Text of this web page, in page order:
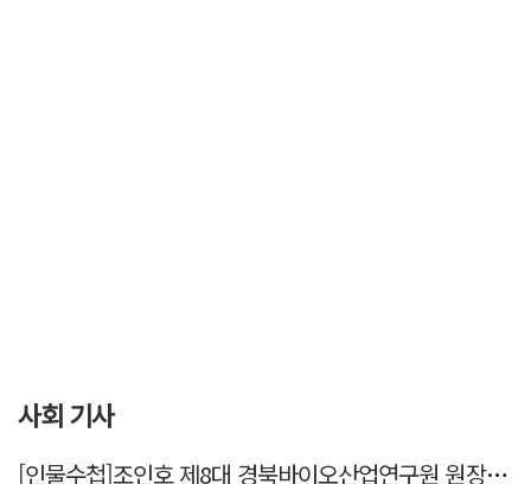
사회 기사
[인물수첩]조인호 제8대 경북바이오산업연구원 원장 취임